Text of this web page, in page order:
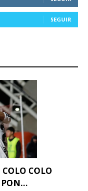
SEGUIR
COLO